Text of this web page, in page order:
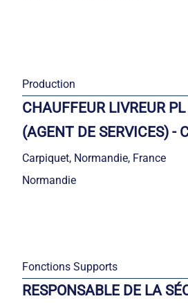
Production
CHAUFFEUR LIVREUR
(AGENT DE SERVICES) -
Carpiquet, Normandie, France
Normandie
Fonctions Supports
RESPONSABLE DE LA